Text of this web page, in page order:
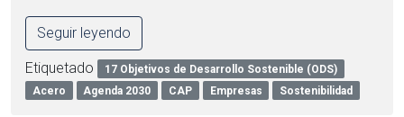
Seguir leyendo
Etiquetado
17 Objetivos de Desarrollo Sostenible (ODS)
Acero
Agenda 2030 CAP Empresas Sostenibilidad